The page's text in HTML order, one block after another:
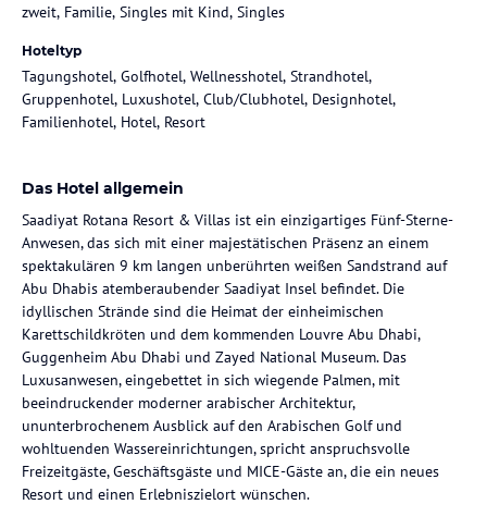
zweit, Familie, Singles mit Kind, Singles
Hoteltyp
Tagungshotel, Golfhotel, Wellnesshotel, Strandhotel,
Gruppenhotel, Luxushotel, Club/Clubhotel, Designhotel,
Familienhotel, Hotel, Resort
Das Hotel allgemein
Saadiyat Rotana Resort & Villas ist ein einzigartiges Fünf-Sterne-
Anwesen, das sich mit einer majestätischen Präsenz an einem
spektakulären 9 km langen unberührten weißen Sandstrand auf
Abu Dhabis atemberaubender Saadiyat Insel befindet. Die
idyllischen Strände sind die Heimat der einheimischen
Karettschildkröten und dem kommenden Louvre Abu Dhabi,
Guggenheim Abu Dhabi und Zayed National Museum. Das
Luxusanwesen, eingebettet in sich wiegende Palmen, mit
beeindruckender moderner arabischer Architektur,
ununterbrochenem Ausblick auf den Arabischen Golf und
wohltuenden Wassereinrichtungen, spricht anspruchsvolle
Freizeitgäste, Geschäftsgäste und MICE-Gäste an, die ein neues
Resort und einen Erlebniszielort wünschen.